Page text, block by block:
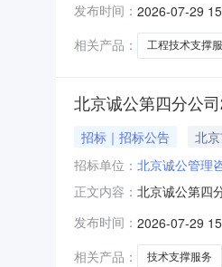
年工程项目提
发布时间： 2026-07-29
相关产品：
工程技术支撑
北京诚公第四分公
招标｜招标公告 北
招标单位： 北京诚公管理
正文内容： 北京诚公第四
公司要求，现
量、现场检查
发布时间： 2026-07-29
相关产品：
技术支撑服务